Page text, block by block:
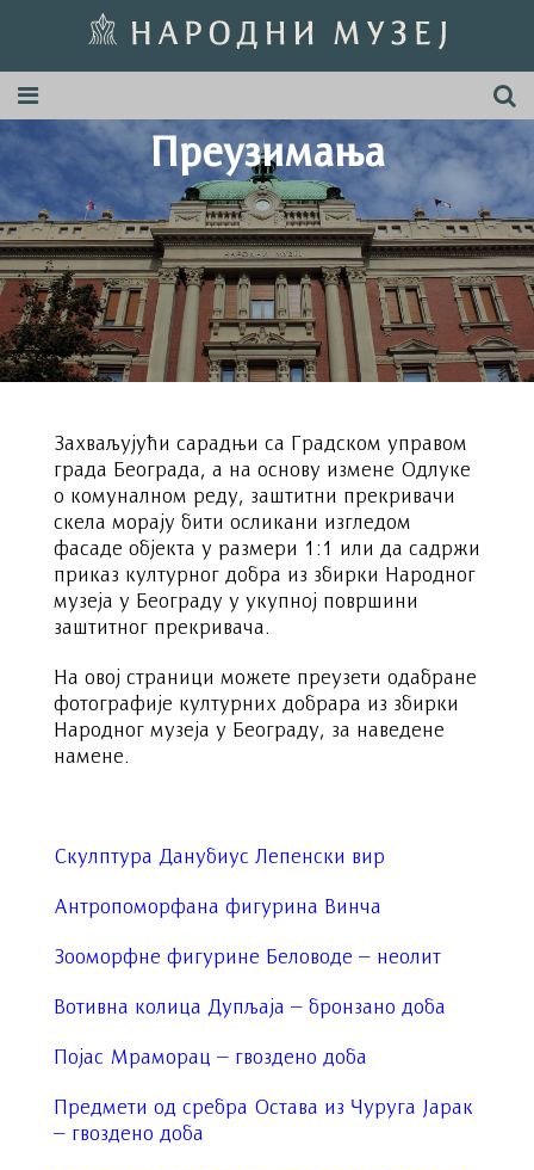
Преузимања
Захваљујући сарадњи са Градском управом
града Београда, а на основу измене Одлуке
о комуналном реду, заштитни прекривачи
скела морају бити осликани изгледом
фасаде објекта у размери 1:1 или да садржи
приказ културног добра из збирки Народног
музеја у Београду у укупној површини
заштитног прекривача.
На овој страници можете преузети одабране
фотографије културних добрара из збирки
Народног музеја у Београду, за наведене
намене.
Скулптура Данубиус Лепенски вир
Антропоморфана фигурина Винча
Зооморфне фигурине Беловоде – неолит
Вотивна колица Дупљаја – бронзано доба
Појас Мраморац – гвоздено доба
Предмети од сребра Остава из Чуруга Јарак
– гвоздено доба